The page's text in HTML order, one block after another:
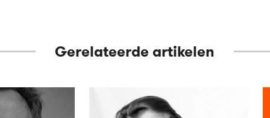
Gerelateerde artikelen